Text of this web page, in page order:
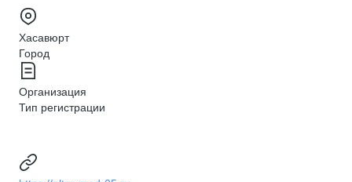
Хасавюрт
Город
Организация
Тип регистрации